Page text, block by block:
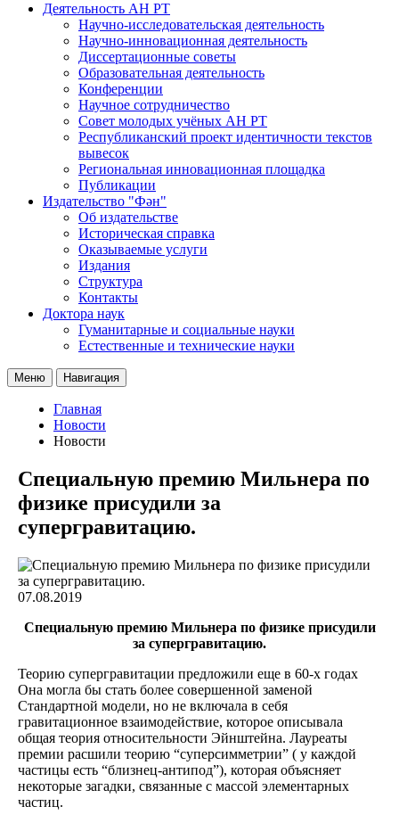
Деятельность АН РТ
Научно-исследовательская деятельность
Научно-инновационная деятельность
Диссертационные советы
Образовательная деятельность
Конференции
Научное сотрудничество
Совет молодых учёных АН РТ
Республиканский проект идентичности текстов
вывесок
Региональная инновационная площадка
Публикации
Издательство "Фән"
Об издательстве
Историческая справка
Оказываемые услуги
Издания
Структура
Контакты
Доктора наук
Гуманитарные и социальные науки
Естественные и технические науки
Меню Навигация
Главная
Новости
Новости
Специальную премию Мильнера по
физике присудили за
супергравитацию.
07.08.2019
Специальную премию Мильнера по физике присудили
за супергравитацию.
Теорию супергравитации предложили еще в 60-х годах
Она могла бы стать более совершенной заменой
Стандартной модели, но не включала в себя
гравитационное взаимодействие, которое описывала
общая теория относительности Эйнштейна. Лауреаты
премии расшили теорию “суперсимметрии” ( у каждой
частицы есть “близнец-антипод”), которая объясняет
некоторые загадки, связанные с массой элементарных
частиц.